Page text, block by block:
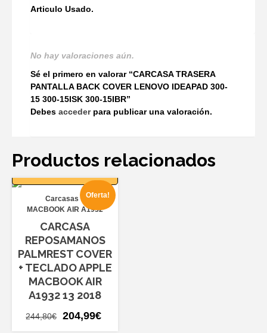
Articulo Usado.
No hay valoraciones aún.
Sé el primero en valorar “CARCASA TRASERA
PANTALLA BACK COVER LENOVO IDEAPAD 300-
15 300-15ISK 300-15IBR”
Debes accederpara publicar una valoración.
Productos relacionados
AÑADIR AL
Oferta!
Carcasas
MACBOOK AIR A1932
CARCASA
REPOSAMANOS
PALMREST COVER
+ TECLADO APPLE
MACBOOK AIR
A1932 13 2018
244,80€
El
204,99€